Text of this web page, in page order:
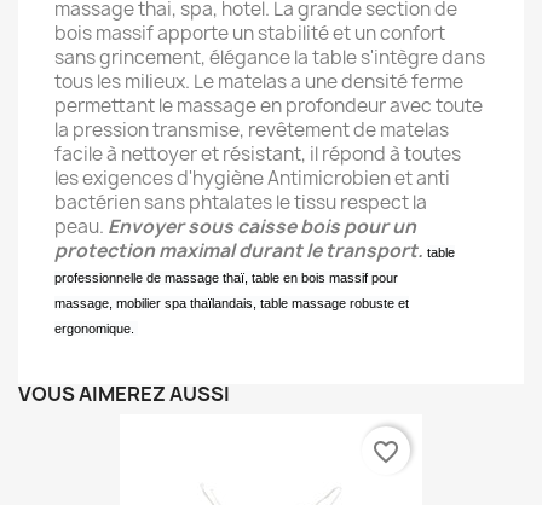
massage thai, spa, hotel. La grande section de
bois massif apporte un stabilité et un confort
sans grincement, élégance la table s'intègre dans
tous les milieux. Le matelas a une densité ferme
permettant le massage en profondeur avec toute
la pression transmise, revêtement de matelas
facile à nettoyer et résistant, il répond à toutes
les exigences d'hygiène Antimicrobien et anti
bactérien sans phtalates le tissu respect la
peau. Envoyer sous caisse bois pour un
protection maximal durant le transport. table
professionnelle de massage thaï, table en bois massif pour
massage, mobilier spa thaïlandais, table massage robuste et
ergonomique.
VOUS AIMEREZ AUSSI
favorite_border